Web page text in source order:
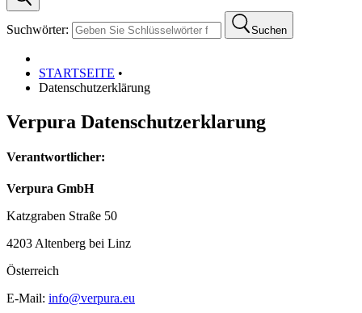
Suchwörter: Suchen
STARTSEITE •
Datenschutzerklärung
Verpura Datenschutzerklarung
Verantwortlicher:
Verpura GmbH
Katzgraben Straße 50
4203 Altenberg bei Linz
Österreich
E-Mail: info@verpura.eu